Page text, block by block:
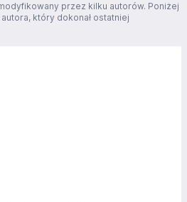
przez kilku autorów. Poniżej
który dokonał ostatniej